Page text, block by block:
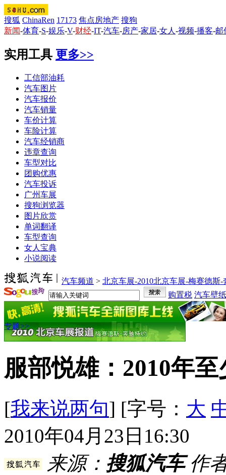
搜狐 ChinaRen 17173 焦点房地产 搜狗
新闻-体育-S-娱乐-V-财经-IT-汽车-房产-家居-女人 -视频-播客-邮
实用工具 更多>>
工信部油耗
汽车图片
汽车报价
汽车销量
车价计算
车险计算
汽车经销商
违章查询
车型对比
团购优惠
汽车投诉
广州车展
搜狗浏览器
图片欣赏
单词翻译
车型查询
女人宝典
小说阅读
汽车频道 > 北京车展-2010北京车展-梅赛德斯-
购置税 汽车壁纸
专题>>
服部悦雄：2010年
[我来说两句] [字号： 大
2010年04月23日16:30
来源： 搜狐汽车作